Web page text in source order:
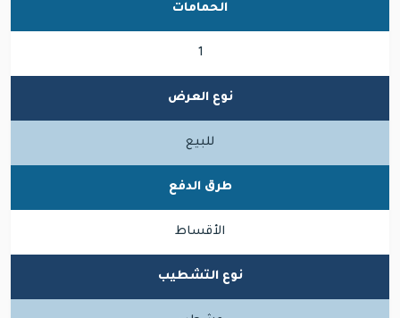
الحمامات
1
نوع العرض
للبيع
طرق الدفع
الأقساط
نوع التشطيب